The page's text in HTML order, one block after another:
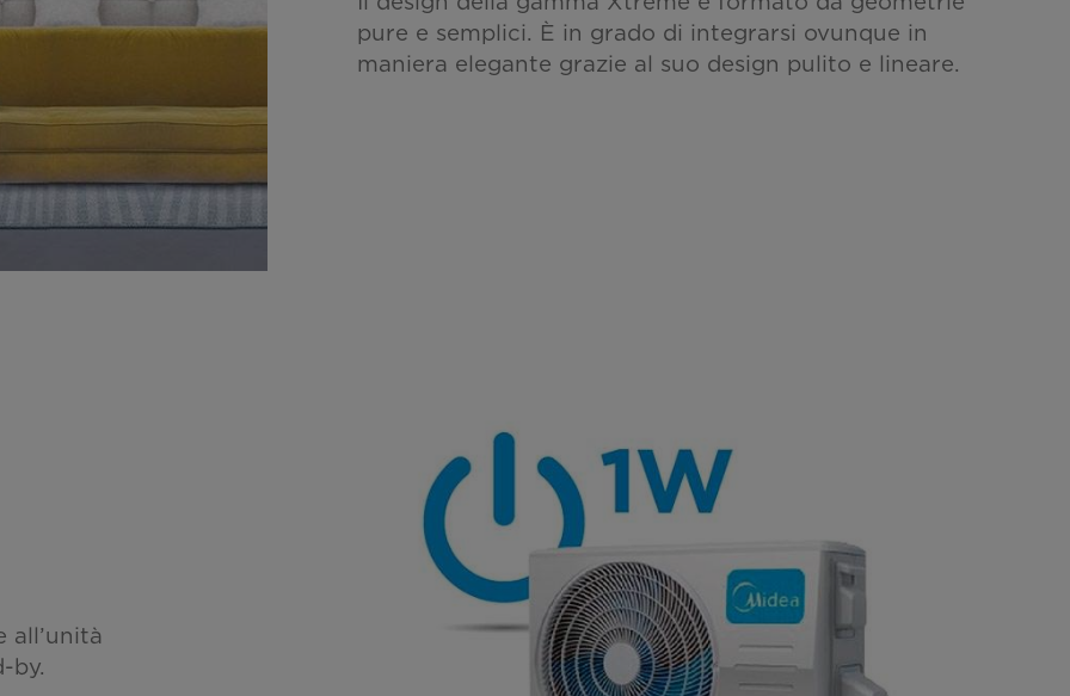
pure e semplici. È in grado di integrarsi ovunque in
maniera elegante grazie al suo design pulito e lineare.
all’unità
by.